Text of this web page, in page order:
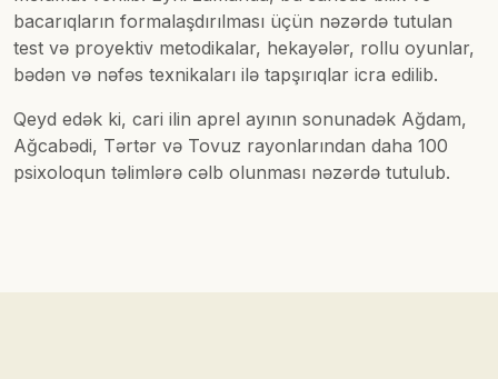
bacarıqların formalaşdırılması üçün nəzərdə tutulan
test və proyektiv metodikalar, hekayələr, rollu oyunlar,
bədən və nəfəs texnikaları ilə tapşırıqlar icra edilib.
Qeyd edək ki, cari ilin aprel ayının sonunadək Ağdam,
Ağcabədi, Tərtər və Tovuz rayonlarından daha 100
psixoloqun təlimlərə cəlb olunması nəzərdə tutulub.